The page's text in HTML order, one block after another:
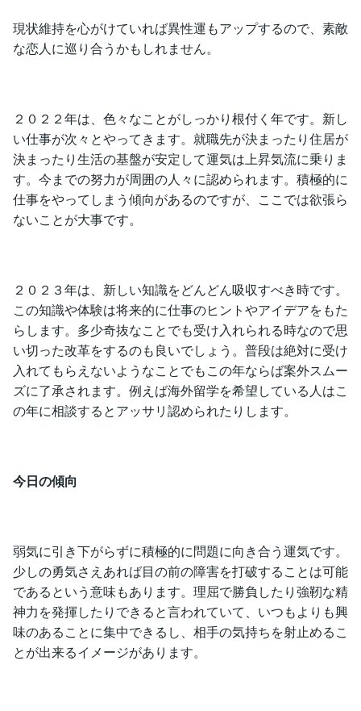
現状維持を心がけていれば異性運もアップするので、素敵
な恋人に巡り合うかもしれません。
２０２２年は、色々なことがしっかり根付く年です。新し
い仕事が次々とやってきます。就職先が決まったり住居が
決まったり生活の基盤が安定して運気は上昇気流に乗りま
す。今までの努力が周囲の人々に認められます。積極的に
仕事をやってしまう傾向があるのですが、ここでは欲張ら
ないことが大事です。
２０２３年は、新しい知識をどんどん吸収すべき時です。
この知識や体験は将来的に仕事のヒントやアイデアをもた
らします。多少奇抜なことでも受け入れられる時なので思
い切った改革をするのも良いでしょう。普段は絶対に受け
入れてもらえないようなことでもこの年ならば案外スムー
ズに了承されます。例えば海外留学を希望している人はこ
の年に相談するとアッサリ認められたりします。
今日の傾向
弱気に引き下がらずに積極的に問題に向き合う運気です。
少しの勇気さえあれば目の前の障害を打破することは可能
であるという意味もあります。理屈で勝負したり強靭な精
神力を発揮したりできると言われていて、いつもよりも興
味のあることに集中できるし、相手の気持ちを射止めるこ
とが出来るイメージがあります。